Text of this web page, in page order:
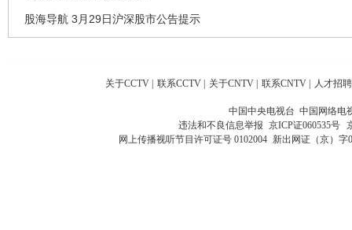
股海导航 3月29日沪深股市公告提示
关于CCTV | 联系CCTV | 关于CNTV | 联系CNTV | 人才招聘
中国中央电视台 中国网络电
违法和不良信息举报 京ICP证060535号
网上传播视听节目许可证号 0102004 新出网证（京）